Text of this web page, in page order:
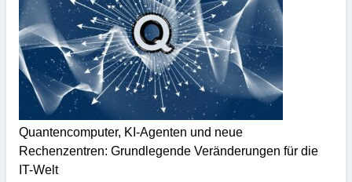
Quantencomputer, KI-Agenten und neue
Rechenzentren: Grundlegende Veränderungen für die
IT-Welt